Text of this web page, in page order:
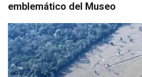
emblemático del Museo